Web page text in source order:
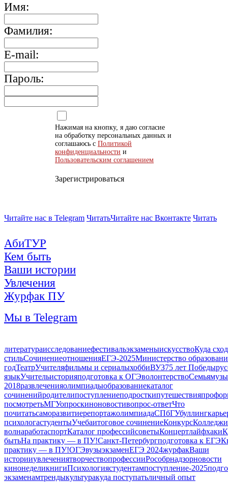
Имя:
Фамилия:
E-mail:
Пароль:
Нажимая на кнопку, я даю согласие
на обработку персональных данных и
соглашаюсь с Политикой
конфиденциальности и
Пользовательским соглашением
Зарегистрироваться
Читайте нас в Telegram ЧитатьЧитайте нас Вконтакте Читать
АбиТУР
Кем быть
Ваши истории
Увлечения
Журфак ПУ
Мы в Telegram
литератураисследованиефестивальэкзаменыискусствоКуда
стильСочинениеотношенияЕГЭ-2025Министерство
годТеатрУчителяфильмы и сериалыхоббиВУЗ75 лет Победы
языкУчительисторияподготовка к ОГЭволонтерствоСемья
2018развлеченияолимпиадыобразованиекаталог
сочиненийродителипоступлениеподросткипутешествия
посмотретьМГУопроскиноновостивопрос-ответЧто
почитатьсаморазвитиерепортажолимпиадаСПбГУбуллинг
психологастудентыУчебаитоговое сочинениеКонкурсКолледжи
волнаработаспортКаталог профессийсоветыКонцертлайфхаки
бытьНа практику — в ПУ!Санкт-Петербургподготовка к ЕГЭ
практику — в ПУ!ОГЭвузыэкзаменЕГЭ 2024журфакВаши
историиувлечениятворчествопрофессииРособрнадзорновости
кинонеделикнигиПсихологиястудентампоступление-2025
экзаменамтрендыкультуракуда поступатьличный опыт